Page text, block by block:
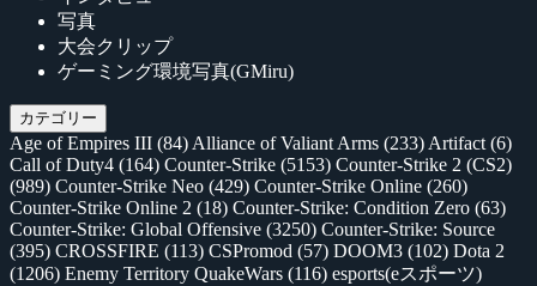
写真
大会クリップ
ゲーミング環境写真(GMiru)
カテゴリー
Age of Empires III (84) Alliance of Valiant Arms (233) Artifact (6)
Call of Duty4 (164) Counter-Strike (5153) Counter-Strike 2 (CS2)
(989) Counter-Strike Neo (429) Counter-Strike Online (260)
Counter-Strike Online 2 (18) Counter-Strike: Condition Zero (63)
Counter-Strike: Global Offensive (3250) Counter-Strike: Source
(395) CROSSFIRE (113) CSPromod (57) DOOM3 (102) Dota 2
(1206) Enemy Territory QuakeWars (116) esports(eスポーツ)